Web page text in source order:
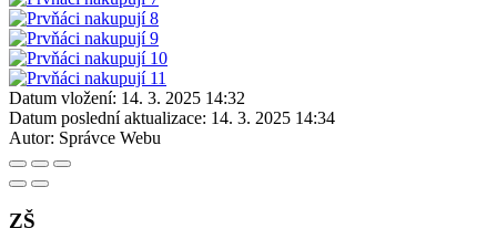
Datum vložení: 14. 3. 2025 14:32
Datum poslední aktualizace: 14. 3. 2025 14:34
Autor: Správce Webu
ZŠ